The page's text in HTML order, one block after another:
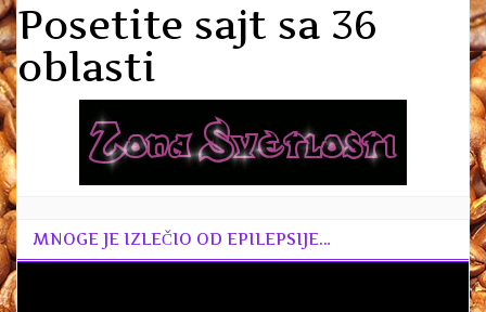
Posetite sajt sa 36
oblasti
MNOGE JE IZLEČIO OD EPILEPSIJE…